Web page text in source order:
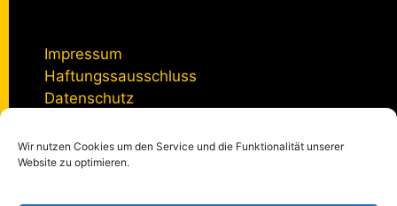
Wir nutzen Cookies um den Service und die Funktionalität unserer
Website zu optimieren.
Impressum
Haftungssausschluss
Datenschutz
Kontakt